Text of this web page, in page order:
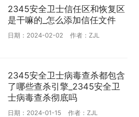
2345安全卫士信任区和恢复区
是干嘛的_怎么添加信任文件
日期：2024-02-02 作者：ZJL
2345安全卫士病毒查杀都包含
了哪些查杀引擎_2345安全卫
士病毒查杀彻底吗
日期：2024-01-15 作者：ZJL